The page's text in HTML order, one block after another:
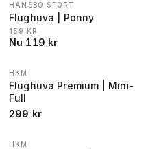
REA−25 %
HANSBO SPORT
Flughuva | Ponny
LÄGSTA PRIS 30 DAGAR FÖRE REA
159KR
Nu 119 kr
HKM
Flughuva Premium | Mini-
Full
299 kr
HKM